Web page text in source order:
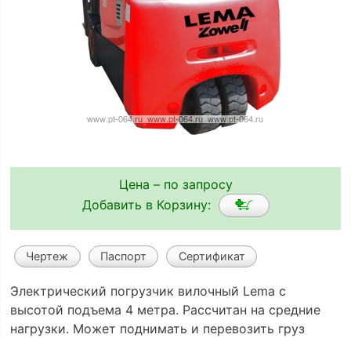
Цена – по запросу
Добавить в Корзину:
Чертеж Паспорт Сертификат
Электрический погрузчик вилочный Lema с
высотой подъема 4 метра. Рассчитан на средние
нагрузки. Может поднимать и перевозить груз